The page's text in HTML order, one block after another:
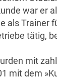
war er
als Trainer
tätig,
mit
mit dem